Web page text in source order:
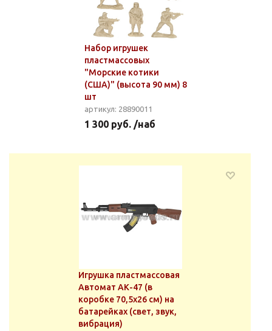
Набор игрушек
пластмассовых
"Морские котики
(США)" (высота 90 мм) 8
шт
артикул: 28890011
1 300 руб. /наб
Игрушка пластмассовая
Автомат АК-47 (в
коробке 70,5x26 см) на
батарейках (свет, звук,
вибрация)